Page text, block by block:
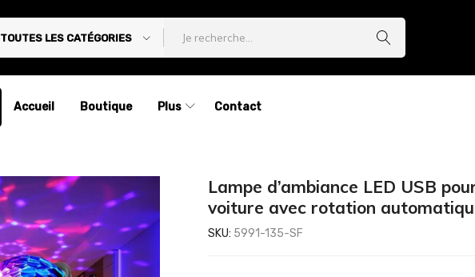
TOUTES LES CATÉGORIES
Accueil Boutique Plus Contact
Lampe d’ambiance LED USB
voiture avec rotation
SKU: 5991-135-SF